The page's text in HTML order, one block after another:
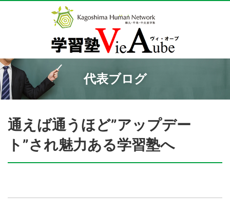
代表ブログ
通えば通うほど”アップデー
ト”され魅力ある学習塾へ